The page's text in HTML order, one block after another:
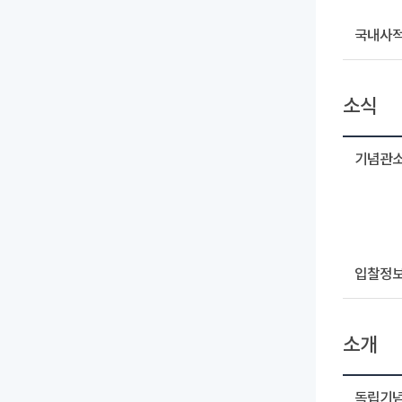
국내사
소식
기념관
입찰정
소개
독립기